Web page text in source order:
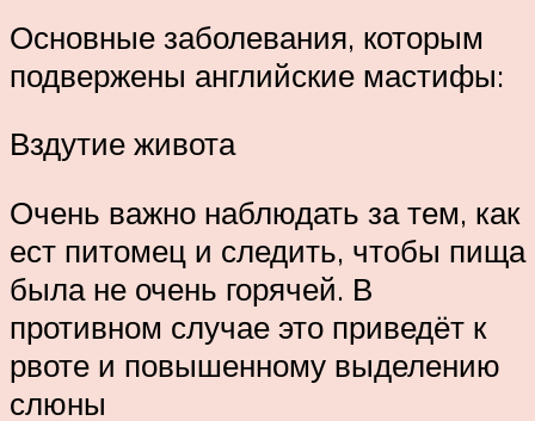
Основные заболевания, которым
подвержены английские мастифы:
Вздутие живота
Очень важно наблюдать за тем, как
ест питомец и следить, чтобы пища
была не очень горячей. В
противном случае это приведёт к
рвоте и повышенному выделению
слюны